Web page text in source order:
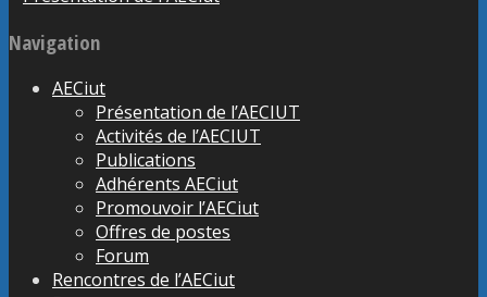
Navigation
AECiut
Présentation de l’AECIUT
Activités de l’AECIUT
Publications
Adhérents AECiut
Promouvoir l’AECiut
Offres de postes
Forum
Rencontres de l’AECiut